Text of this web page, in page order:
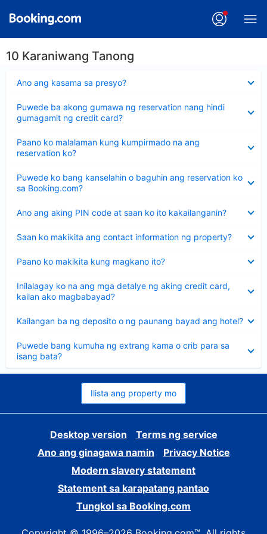
10 Karaniwang Tanong
Ano ang kasama sa presyo?
ang
Puwede ba akong gumawa ng reservation nang hindi
gumagamit ng credit card?
ang
sagot
Paano ko malalaman kung kumpirmado na ang
reservation ko?
ang
sagot
Puwede ko bang kanselahin o baguhin ang reservation ko
sa Booking.com?
ang
sagot
Ano ang aking PIN code at saan ko ito kakailanganin?
ang
Saan ko makikita ang contact information ng property?
ang
Paano ko makikita kung magkano ito?
ang
Inilalagay ko na ang mga detalye ng aking credit card,
kailan ako magbabayad?
ang
sagot
Kailangan ba ng deposito o ng paunang bayad ang hotel?
ang
Puwede bang kumuha ng extrang kama o crib para sa
isang bata?
ang
sagot
Ilista ang property mo
Desktop version
Terms ng service
Ano ang ginagawa namin
Privacy Notice
Modern slavery statement
Statement sa karapatang pantao
Tungkol sa Booking.com